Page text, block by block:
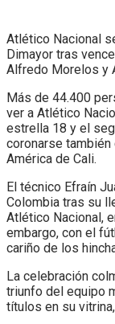
Atlético Nacional
Dimayor tras
Alfredo Morelos y
Más de 44.400
ver a Atlético
estrella 18 y el
coronarse también
América de Cali.
El técnico Efraín
Colombia tras su
Atlético Nacional,
embargo, con el
cariño de los
La celebración
triunfo del equipo
títulos en su